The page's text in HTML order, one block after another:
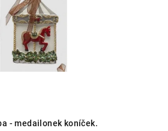
- medailonek koníček.